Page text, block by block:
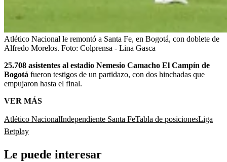
Atlético Nacional le remontó a Santa Fe, en Bogotá, con doblete de
Alfredo Morelos. Foto: Colprensa - Lina Gasca
25.708 asistentes al estadio Nemesio Camacho El Campín de
Bogotá fueron testigos de un partidazo, con dos hinchadas que
empujaron hasta el final.
VER MÁS
Atlético NacionalIndependiente Santa FeTabla de posicionesLiga
Betplay
Le puede interesar